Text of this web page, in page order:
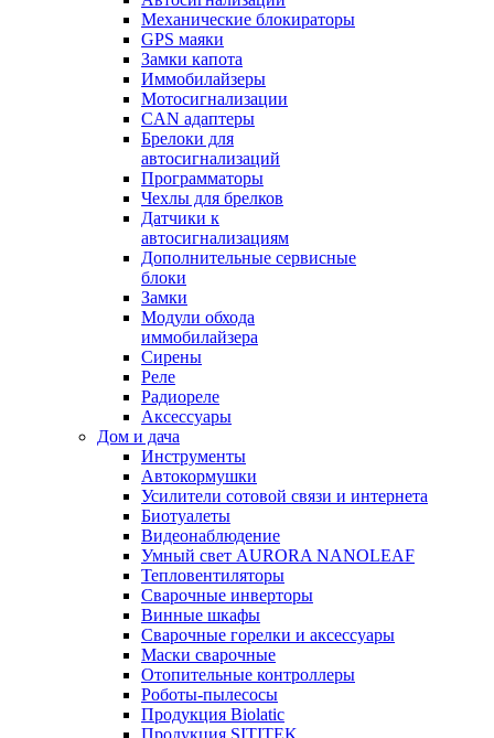
Механические блoкираторы
GPS маяки
Замки капота
Иммобилайзеры
Мотосигнализации
CAN адаптеры
Брелоки для
автосигнализаций
Программаторы
Чехлы для брелков
Датчики к
автосигнализациям
Дополнительные сервисные
блоки
Замки
Модули обхода
иммобилайзера
Сирены
Реле
Радиореле
Аксессуары
Дом и дача
Инструменты
Автокормушки
Усилители сотовой связи и интернета
Биотуалеты
Видеонаблюдение
Умный свет AURORA NANOLEAF
Тепловентиляторы
Сварочные инверторы
Винные шкафы
Сварочные горелки и аксессуары
Маски сварочные
Отопительные контроллеры
Роботы-пылесосы
Продукция Biolatic
Продукция SITITEK